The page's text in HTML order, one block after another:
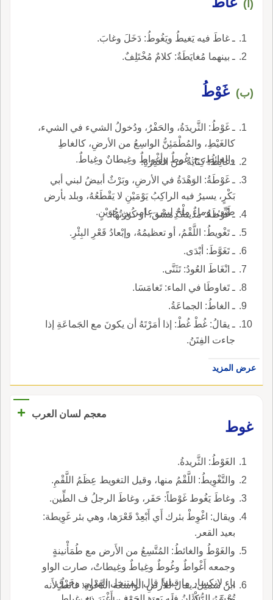
(أ)
ـ غاطَ فيه يَغيطُ ويَغُوطُ: دَخَلَ وغابَ.
ـ بينهما مُغايَطَةٌ: كلامٌ مُخْتَلِفٌ.
(ب) غَوْطُ
ـ غَوْطُ: الثَّريدَةُ، والحَفْرُ، ودُخولُ الشيء في الشيء،
كالغَيْطِ، والمُطْمَئِنُّ الواسِعُ من الأرضِ، كالغاطِ
والغائِطِ، ج: غُوطٌ وأغْواطٌ وغِيطانٌ وغِياطٌ.
ـ غائِطُ: كِنَايَةٌ عن العَذِرَةِ.
ـ غَوْطَةُ: الوَهْدَةُ في الأرضِ، وبَرْثٌ أبيضُ لبني أبي
بَكْرٍ، يسيرُ فيه الراكِبُ يَوْمَيْنِ لا يَقْطَعُهُ، وبلد بأرض
طَيِّئ، وماءٌ مِلْحٌ لبني عامر بنِ جُوَيْنٍ.
ـ غُوْطَةُ: مدينةُ دِمَشْقَ، أو كُورَتُها.
ـ تَغْويطُ: اللَّقْمُ، أو تعظيمُهُ، وإبْعادُ قَعْرِ البِئْرِ.
ـ تَغَوَّطَ: أبْدَى.
ـ انْغَاطَ العُودُ: تَثَنَّى.
ـ تَغاوطَا في الماء: تَغامَسَا.
ـ الغاطُ: الجماعَةُ.
ـ يقالُ: غُطْ غُطْ: إذا أمَرْتَهُ أن يكونَ مع الجَماعَةِ إذا
جاءت الفِتَنُ.
عرض المزيد
معجم لسان العرب
+
غوط
الغَوْطُ: الثَّريدةُ.
والتَّغْوِيطُ: اللَّقْمُ منها، وقيل التغويط عِظَمُ اللَّقْمِ.
وغاطَ يَغُوط غَوْطاً: حَفَر، وغاطَ الرجلُ ف الطِّين.
ويقال: اغْوِطْ بئرك أَي أَبْعِدْ قَعْرَها، وهي بئر غَوِيطة:
بعيد القعر.
والغَوْطُ والغائطُ: المُتَّسِعُ من الأَرض مع طُمَأْنينةٍ
وجمعه أَغْواطٌ وغُوطٌ وغِياطٌ وغِيطاتٌ، صارت الواو
ياء لانكسار ما قبلها قال المتنخل الهذلي وخَرْقٍابن شميل: يقال للأَرضِ الواسعة الدَّعْوةِ: غائطٌ لأَنه